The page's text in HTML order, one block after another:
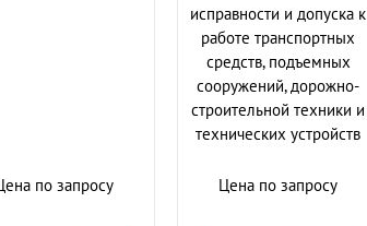
по запросу
исправности и допуска к
работе транспортных
средств, подъемных
сооружений, дорожно-
строительной техники и
технических устройств
Цена по запросу